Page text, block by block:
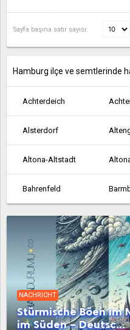
Sayfa başına satır sayısı:
Hamburg ilçe ve semtlerinde
Achterdeich
Alsterdorf
Altona-Altstadt
Bahrenfeld
Bergedorf
Billstedt
Boberg
Brakenburg
NACHRICHT
Stürmische Böen im
im Süden – Deutsc...